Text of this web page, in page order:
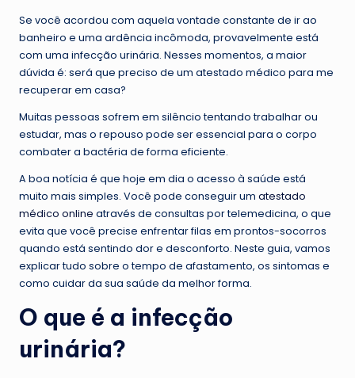
a
Se você acordou com aquela vontade constante de ir ao
banheiro e uma ardência incômoda, provavelmente está
com uma infecção urinária. Nesses momentos, a maior
dúvida é: será que preciso de um atestado médico para me
recuperar em casa?
Muitas pessoas sofrem em silêncio tentando trabalhar ou
estudar, mas o repouso pode ser essencial para o corpo
combater a bactéria de forma eficiente.
A boa notícia é que hoje em dia o acesso à saúde está
muito mais simples. Você pode conseguir um atestado
médico online através de consultas por telemedicina, o que
evita que você precise enfrentar filas em prontos-socorros
quando está sentindo dor e desconforto. Neste guia, vamos
explicar tudo sobre o tempo de afastamento, os sintomas e
como cuidar da sua saúde da melhor forma.
O que é a infecção
urinária?